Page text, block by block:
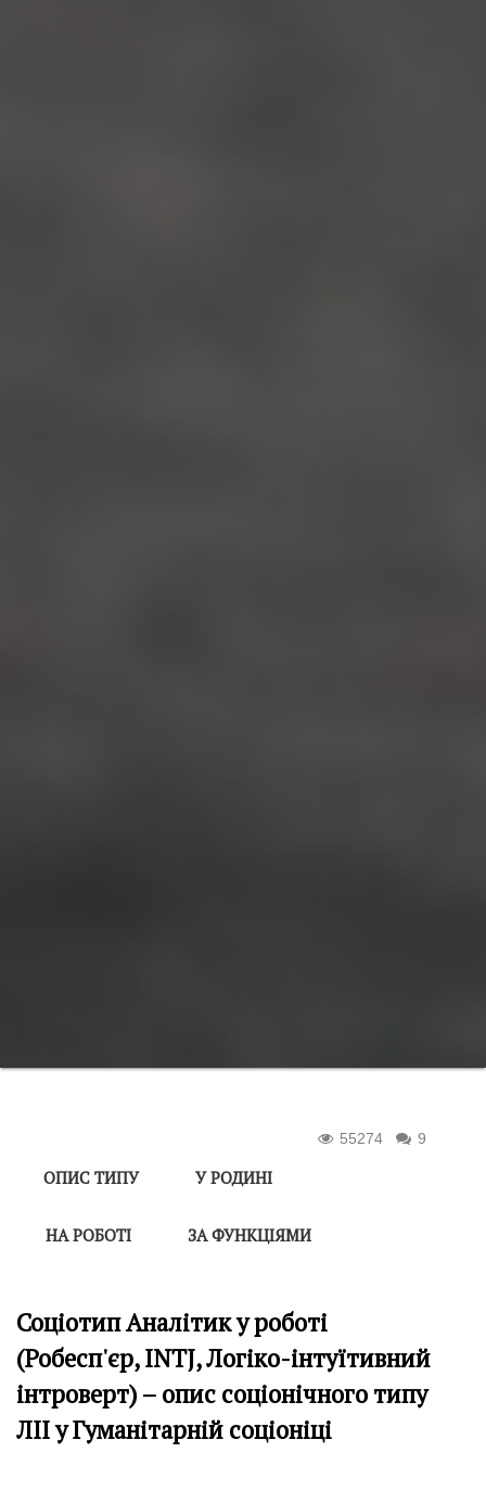
9
55274
ОПИС ТИПУ У РОДИНІ
НА РОБОТІ ЗА ФУНКЦІЯМИ
Соціотип Аналітик у роботі
(Робесп'єр, INTJ, Логіко-інтуїтивний
інтроверт) – опис соціонічного типу
ЛІІ у Гуманітарній соціоніці